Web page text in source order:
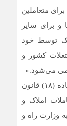
متعاملین
و برای سایر
توسط خود
کشور و
می‌شود.»
آرمان گفت: همچنین قانون‌گذار در تبصره‌ ماده (۱۸) قانون
املاک و
وزارت راه و